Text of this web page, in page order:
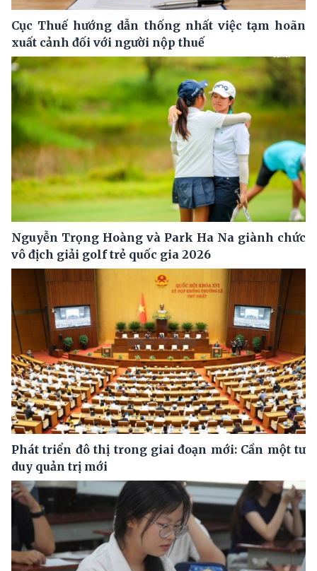
Cục Thuế hướng dẫn thống nhất việc tạm hoãn
xuất cảnh đối với người nộp thuế
Nguyễn Trọng Hoàng và Park Ha Na giành chức
vô địch giải golf trẻ quốc gia 2026
Phát triển đô thị trong giai đoạn mới: Cần một tư
duy quản trị mới